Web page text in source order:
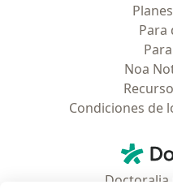
Para
Noa
Condiciones de
Doctoralia